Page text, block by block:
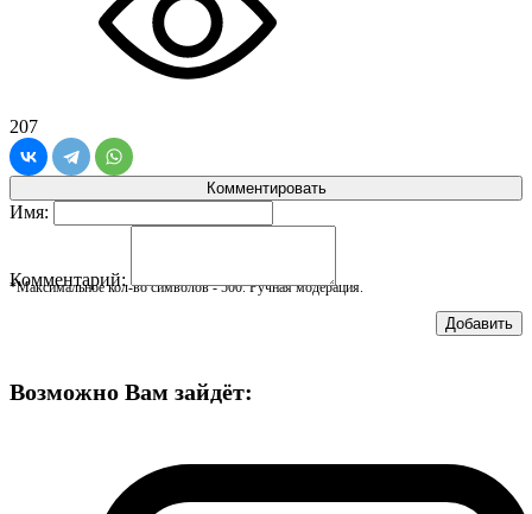
207
Комментировать
Имя:
Комментарий:
*Максимальное кол-во символов - 500. Ручная модерация.
Добавить
Возможно Вам зайдёт: